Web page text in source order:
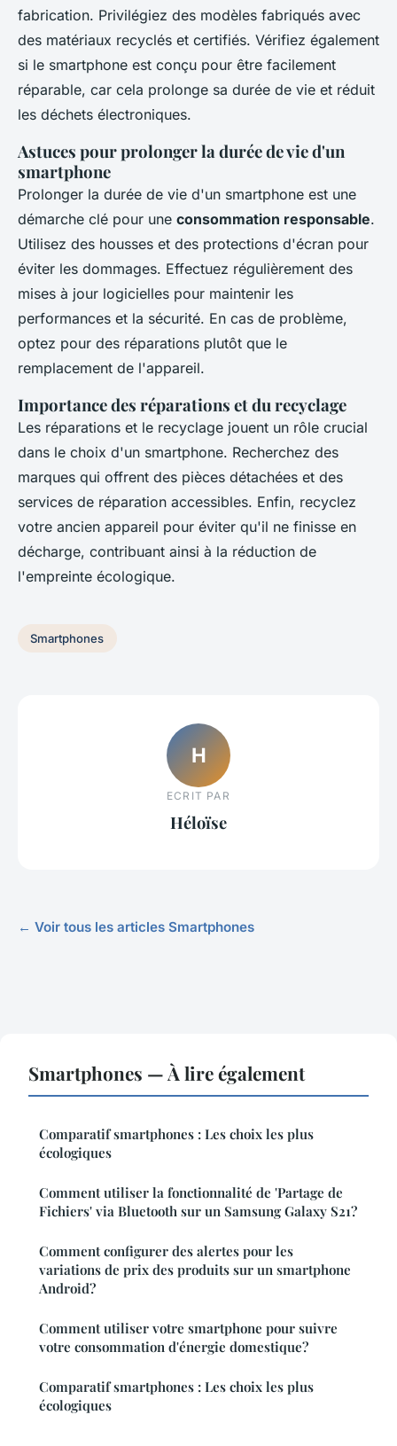
fabrication. Privilégiez des modèles fabriqués avec
des matériaux recyclés et certifiés. Vérifiez également
si le smartphone est conçu pour être facilement
réparable, car cela prolonge sa durée de vie et réduit
les déchets électroniques.
Astuces pour prolonger la durée de vie d'un
smartphone
Prolonger la durée de vie d'un smartphone est une
démarche clé pour une consommation responsable.
Utilisez des housses et des protections d'écran pour
éviter les dommages. Effectuez régulièrement des
mises à jour logicielles pour maintenir les
performances et la sécurité. En cas de problème,
optez pour des réparations plutôt que le
remplacement de l'appareil.
Importance des réparations et du recyclage
Les réparations et le recyclage jouent un rôle crucial
dans le choix d'un smartphone. Recherchez des
marques qui offrent des pièces détachées et des
services de réparation accessibles. Enfin, recyclez
votre ancien appareil pour éviter qu'il ne finisse en
décharge, contribuant ainsi à la réduction de
l'empreinte écologique.
Smartphones
H
ECRIT PAR
Héloïse
← Voir tous les articles Smartphones
Smartphones — À lire également
Comparatif smartphones : Les choix les plus
écologiques
Comment utiliser la fonctionnalité de 'Partage de
Fichiers' via Bluetooth sur un Samsung Galaxy S21?
Comment configurer des alertes pour les
variations de prix des produits sur un smartphone
Android?
Comment utiliser votre smartphone pour suivre
votre consommation d'énergie domestique?
Comparatif smartphones : Les choix les plus
écologiques